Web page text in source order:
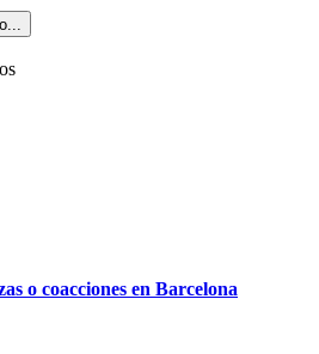
o coacciones en Barcelona